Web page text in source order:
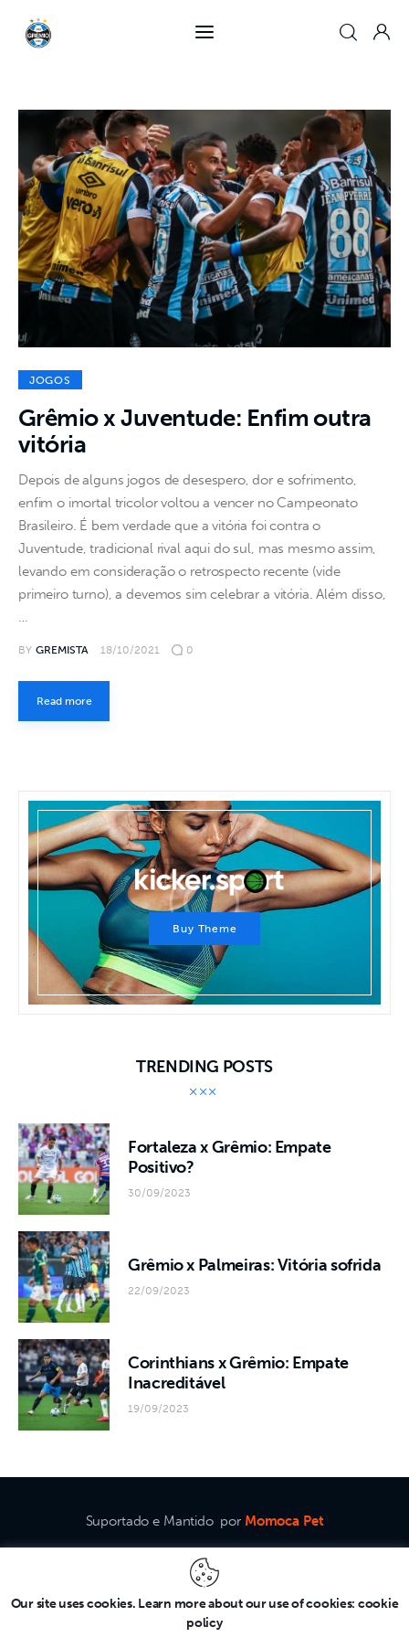
Home
Crônicas
Jogos
Notícias
JOGOS
Grêmio x Juventude: Enfim outra
vitória
Depois de alguns jogos de desespero, dor e sofrimento,
enfim o imortal tricolor voltou a vencer no Campeonato
Brasileiro. É bem verdade que a vitória foi contra o
Juventude, tradicional rival aqui do sul, mas mesmo assim,
levando em consideração o retrospecto recente (vide
primeiro turno), a devemos sim celebrar a vitória. Além disso,
…
BY GREMISTA 18/10/2021 0
Read more
Buy Theme
TRENDING POSTS
Fortaleza x Grêmio: Empate
Positivo?
30/09/2023
Grêmio x Palmeiras: Vitória sofrida
22/09/2023
Corinthians x Grêmio: Empate
Inacreditável
19/09/2023
Suportado e Mantido por Momoca Pet
Crônicas Jogos
Our site uses cookies. Learn more about our use of cookies: cookie
policy